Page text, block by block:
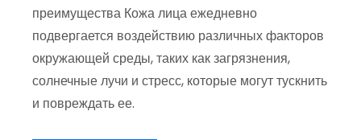
преимущества Кожа лица ежедневно
подвергается воздействию различных факторов
окружающей среды, таких как загрязнения,
солнечные лучи и стресс, которые могут тускнить
и повреждать ее.